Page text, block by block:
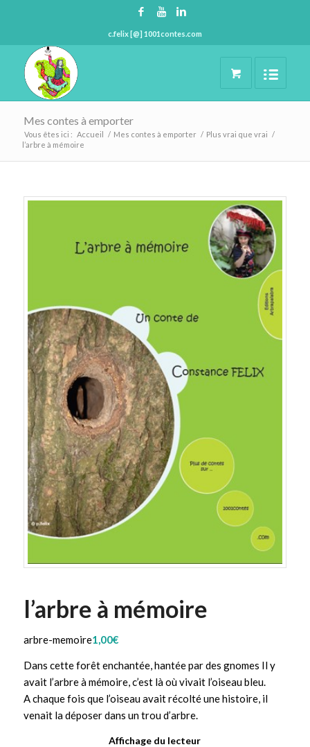
c.felix [@] 1001contes.com
Mes contes à emporter
Vous êtes ici : Accueil / Mes contes à emporter / Plus vrai que vrai /
l’arbre à mémoire
l’arbre à mémoire
arbre-memoire1,00€
Dans cette forêt enchantée, hantée par des gnomes Il y
avait l’arbre à mémoire, c’est là où vivait l’oiseau bleu.
A chaque fois que l’oiseau avait récolté une histoire, il
venait la déposer dans un trou d’arbre.
Affichage du lecteur